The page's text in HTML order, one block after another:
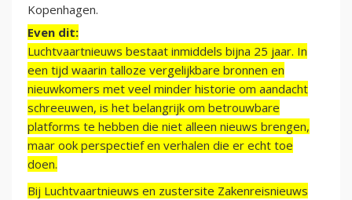
Kopenhagen.
Even dit:
Luchtvaartnieuws bestaat inmiddels bijna 25 jaar. In
een tijd waarin talloze vergelijkbare bronnen en
nieuwkomers met veel minder historie om aandacht
schreeuwen, is het belangrijk om betrouwbare
platforms te hebben die niet alleen nieuws brengen,
maar ook perspectief en verhalen die er echt toe
doen.
Bij Luchtvaartnieuws en zustersite Zakenreisnieuws